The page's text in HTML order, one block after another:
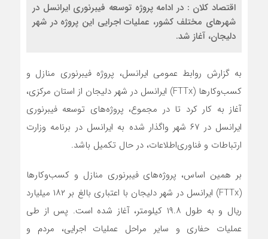
اقتصاد کلان : در ادامه پروژه توسعه فیبرنوری ایرانسل در
شهرهای مختلف کشور، عملیات اجرایی این پروژه در شهر
دلیجان، آغاز شد.
به گزارش روابط عمومی ایرانسل، پروژه فیبرنوری منازل و
کسب‌وکارها (FTTx) ایرانسل در شهر دلیجان از استان مرکزی،
آغاز به کار کرد تا در مجموع، پروژه‌های توسعه فیبرنوری
ایرانسل در ۶۷ شهر واگذار شده به ایرانسل در برنامه وزارت
ارتباطات و فناوری‌اطلاعات، در حال تکمیل باشد.
بر همین اساس، پروژه‌های فیبرنوری منازل و کسب‌وکارها
(FTTx) ایرانسل در شهر دلیجان با اعتباری بالغ بر ۱۸۲ میلیارد
ریال و به طول ۱۹.۸ کیلومتر، آغاز شده است. پس از طی
عملیات حفاری و سایر مراحل عملیات اجرایی، مردم و